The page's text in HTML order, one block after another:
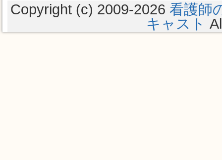
Copyright (c) 2009-2026 看護師
キャスト